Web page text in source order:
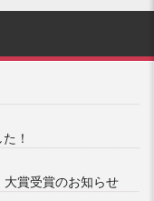
！
大賞受賞のお知らせ